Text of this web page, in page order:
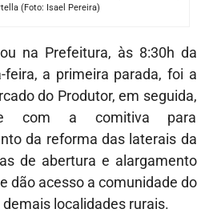
(Foto: Isael Pereira)
na Prefeitura, às 8:30h da
feira, a primeira parada, foi a
do Produtor, em seguida,
com a comitiva para
da reforma das laterais da
de abertura e alargamento
dão acesso a comunidade do
localidades rurais.